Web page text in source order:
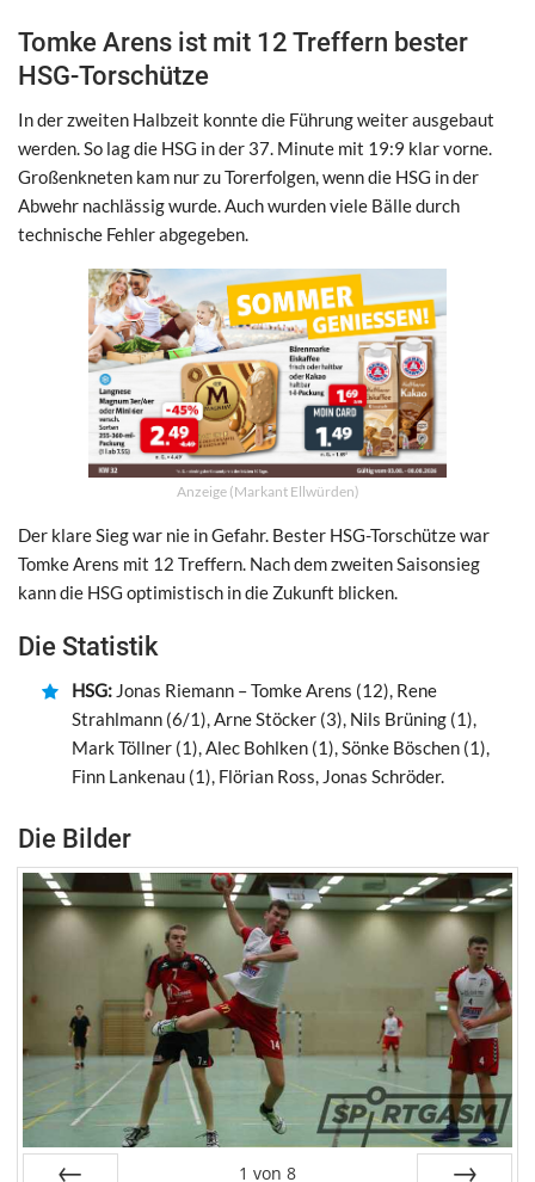
Tomke Arens ist mit 12 Treffern bester
HSG-Torschütze
In der zweiten Halbzeit konnte die Führung weiter ausgebaut
werden. So lag die HSG in der 37. Minute mit 19:9 klar vorne.
Großenkneten kam nur zu Torerfolgen, wenn die HSG in der
Abwehr nachlässig wurde. Auch wurden viele Bälle durch
technische Fehler abgegeben.
Anzeige (Markant Ellwürden)
Der klare Sieg war nie in Gefahr. Bester HSG-Torschütze war
Tomke Arens mit 12 Treffern. Nach dem zweiten Saisonsieg
kann die HSG optimistisch in die Zukunft blicken.
Die Statistik
HSG: Jonas Riemann – Tomke Arens (12), Rene
Strahlmann (6/1), Arne Stöcker (3), Nils Brüning (1),
Mark Töllner (1), Alec Bohlken (1), Sönke Böschen (1),
Finn Lankenau (1), Flörian Ross, Jonas Schröder.
Die Bilder
1 von 8